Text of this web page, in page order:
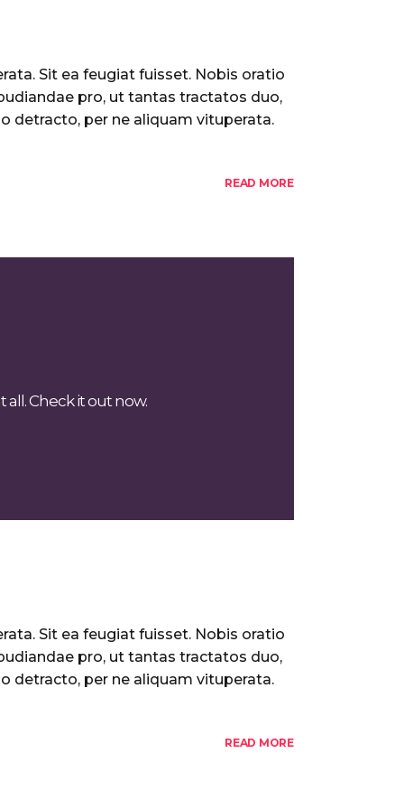
Sit ea feugiat fuisset. Nobis oratio
pro, ut tantas tractatos duo,
detracto, per ne aliquam vituperata.
READ MORE
all. Check it out now.
Sit ea feugiat fuisset. Nobis oratio
pro, ut tantas tractatos duo,
detracto, per ne aliquam vituperata.
READ MORE